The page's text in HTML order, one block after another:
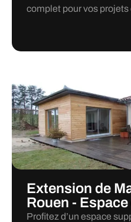
complet pour vos projets
Extension de
Rouen -
Profitez d’un espace